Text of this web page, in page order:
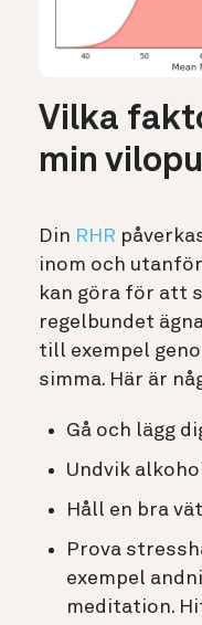
Vilka
min
Din RHR
inom och
kan göra för att
regelbundet
till exempel
simma. Här är
Gå och lägg
Undvik
Håll en bra
Prova
exempel
meditation.